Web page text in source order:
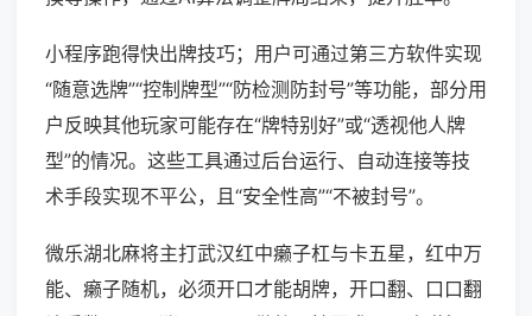
小程序跑得快出牌技巧；用户可通过第三方软件实现
“随意选牌”“控制牌型”“防检测防封号”等功能，部分用
户反映其他玩家可能存在“牌特别好”或“透视他人牌
型”的情况。这些工具通过后台运行、自动连接等技
术手段实现不平公，且“安全性高”“不被封号”。
微乐湖北麻将主打武汉红中癞子杠与卡五星，红中万
能、癞子随机，必须开口才能胡牌，开口翻、口口翻